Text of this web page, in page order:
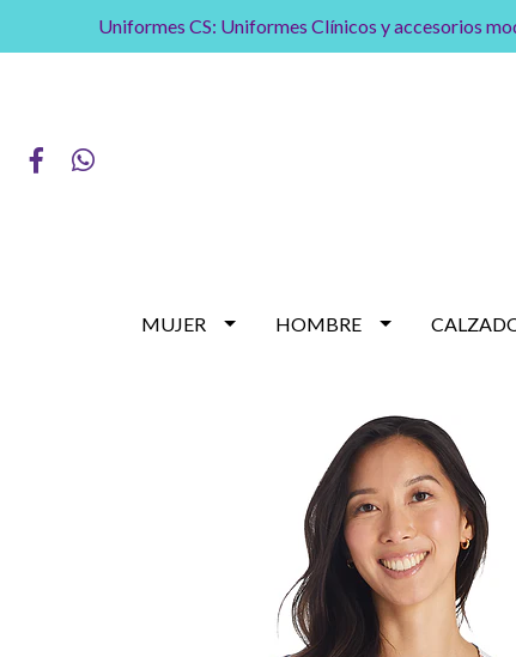
Uniformes CS: Uniformes Clínicos y accesorios
MUJER HOMBRE